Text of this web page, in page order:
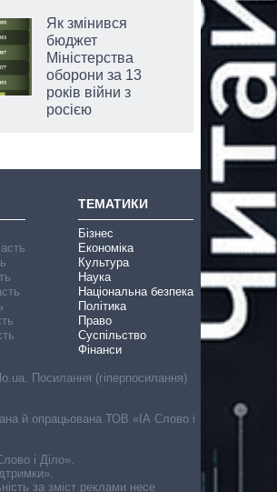
Як змінився
бюджет
Міністерства
оборони за 13
років війни з
росією
ТЕМАТИКИ
Бізнес
Економіка
Культура
Наука
Національна безпека
Політика
Право
Суспільство
Фінанси
Посилання (гіперпосилання)
й опрацьована ТОВ «ІА Слово і
і Діло».
за зміст реклами несе